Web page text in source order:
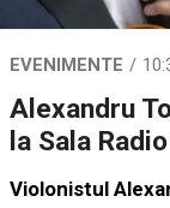
EVENIMENTE
Alexandru
la Sala Radio
Violonistul